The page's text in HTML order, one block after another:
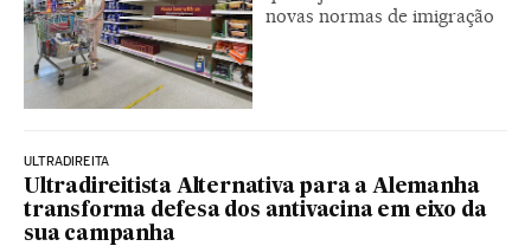
novas normas de imigração
ULTRADIREITA
Ultradireitista Alternativa para a Alemanha
transforma defesa dos antivacina em eixo da
sua campanha